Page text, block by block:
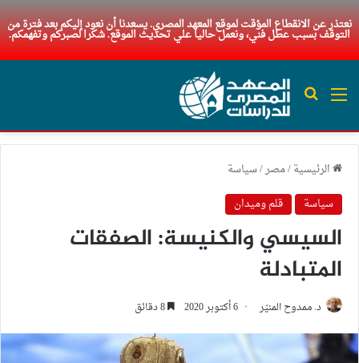
نعتذر عن الانقطاع المؤقت لموقع المعهد المصري. يسعدنا أن نعود إليكم بعد فترة من
التوقف بسبب عطل فني، ونعمل حاليا علي تحديث الموقع. شكرا لصبركم وتفهمكم.
القائمة بحث عن
الرئيسية/مصر/سياسة
سياسة
قلم وميدان
السيسي والكنيسة: الصفقات
المتبادلة
د. ممدوح المنيّر 6 أكتوبر 2020